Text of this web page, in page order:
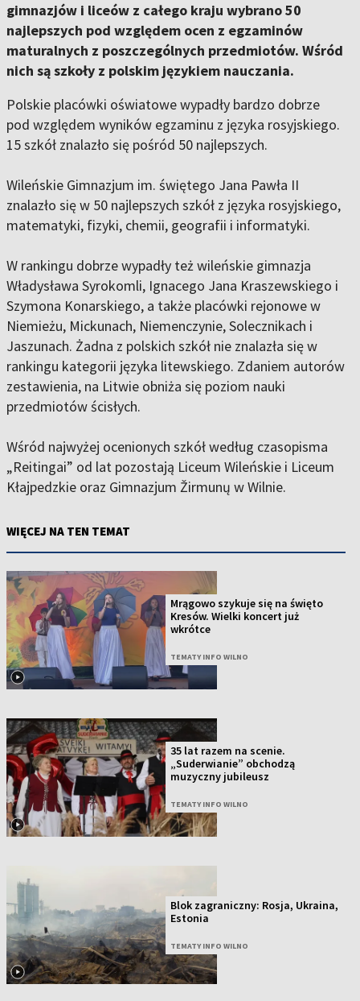
gimnazjów i liceów z całego kraju wybrano 50
najlepszych pod względem ocen z egzaminów
maturalnych z poszczególnych przedmiotów. Wśród
nich są szkoły z polskim językiem nauczania.
Polskie placówki oświatowe wypadły bardzo dobrze
pod względem wyników egzaminu z języka rosyjskiego.
15 szkół znalazło się pośród 50 najlepszych.
Wileńskie Gimnazjum im. świętego Jana Pawła II
znalazło się w 50 najlepszych szkół z języka rosyjskiego,
matematyki, fizyki, chemii, geografii i informatyki.
W rankingu dobrze wypadły też wileńskie gimnazja
Władysława Syrokomli, Ignacego Jana Kraszewskiego i
Szymona Konarskiego, a także placówki rejonowe w
Niemieżu, Mickunach, Niemenczynie, Solecznikach i
Jaszunach. Żadna z polskich szkół nie znalazła się w
rankingu kategorii języka litewskiego. Zdaniem autorów
zestawienia, na Litwie obniża się poziom nauki
przedmiotów ścisłych.
Wśród najwyżej ocenionych szkół według czasopisma
„Reitingai” od lat pozostają Liceum Wileńskie i Liceum
Kłajpedzkie oraz Gimnazjum Žirmunų w Wilnie.
WIĘCEJ NA TEN TEMAT
Mrągowo szykuje się na święto
Kresów. Wielki koncert już
wkrótce
TEMATY INFO WILNO
35 lat razem na scenie.
„Suderwianie” obchodzą
muzyczny jubileusz
TEMATY INFO WILNO
Blok zagraniczny: Rosja, Ukraina,
Estonia
TEMATY INFO WILNO